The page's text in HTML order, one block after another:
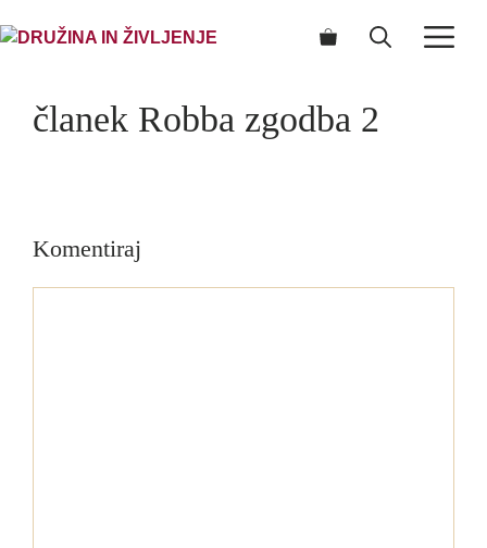
to
članek Robba zgodba 2
Komentiraj